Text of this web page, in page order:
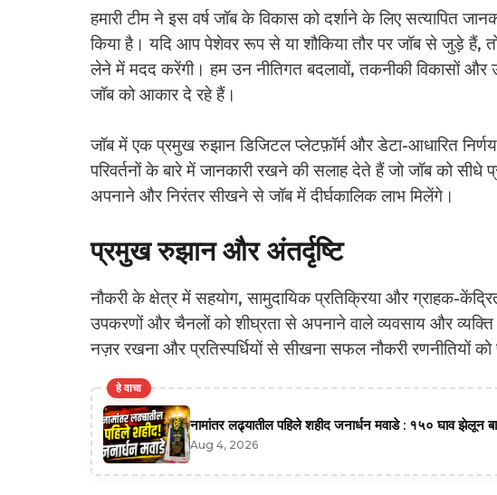
हमारी टीम ने इस वर्ष जॉब के विकास को दर्शाने के लिए सत्यापित
किया है। यदि आप पेशेवर रूप से या शौकिया तौर पर जॉब से जुड़े हैं,
लेने में मदद करेंगी। हम उन नीतिगत बदलावों, तकनीकी विकासों और
जॉब को आकार दे रहे हैं।
जॉब में एक प्रमुख रुझान डिजिटल प्लेटफ़ॉर्म और डेटा-आधारित
परिवर्तनों के बारे में जानकारी रखने की सलाह देते हैं जो जॉब को
अपनाने और निरंतर सीखने से जॉब में दीर्घकालिक लाभ मिलेंगे।
प्रमुख रुझान और अंतर्दृष्टि
नौकरी के क्षेत्र में सहयोग, सामुदायिक प्रतिक्रिया और ग्राहक-
उपकरणों और चैनलों को शीघ्रता से अपनाने वाले व्यवसाय और व्यक्ति
नज़र रखना और प्रतिस्पर्धियों से सीखना सफल नौकरी रणनीतियों
हे वाचा
नामांतर लढ्यातील पहिले शहीद जनार्धन मवाडे : १५० घाव झेलून
Aug 4, 2026